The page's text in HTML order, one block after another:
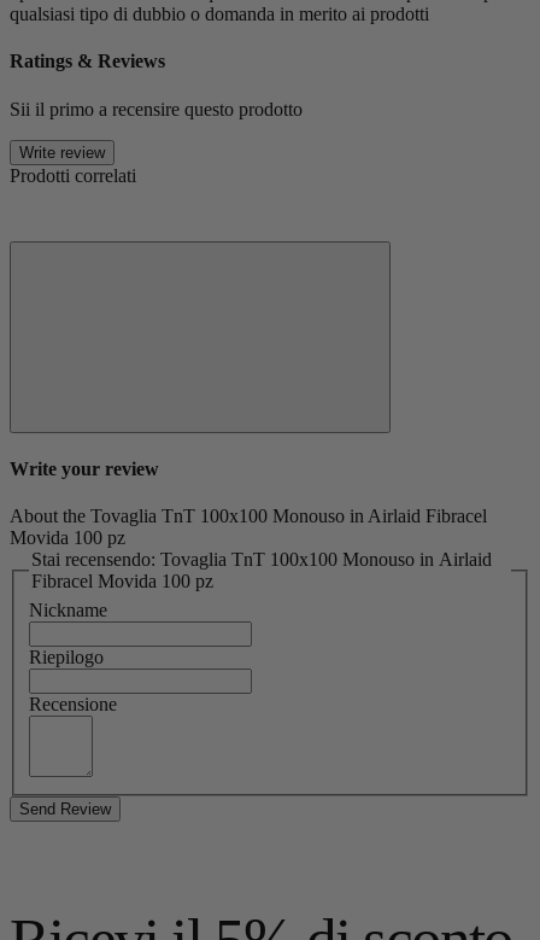
qualsiasi tipo di dubbio o domanda in merito ai prodotti
Ratings & Reviews
Sii il primo a recensire questo prodotto
Write review
Prodotti correlati
Write your review
About the Tovaglia TnT 100x100 Monouso in Airlaid Fibracel
Movida 100 pz
Stai recensendo: Tovaglia TnT 100x100 Monouso in Airlaid
Fibracel Movida 100 pz
Nickname
Riepilogo
Recensione
Send Review